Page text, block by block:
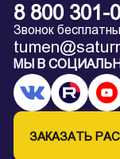
8 800 301-
Звонок
МЫ В
ЗАКАЗАТЬ